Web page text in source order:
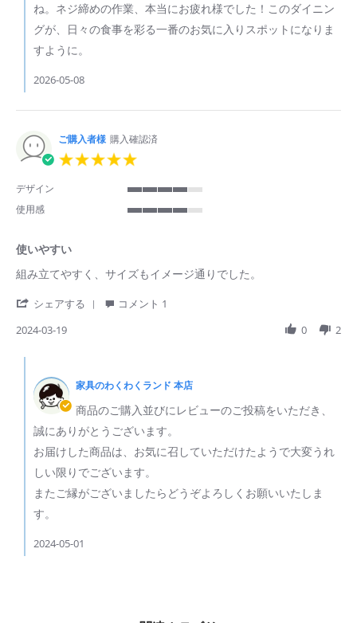
購
入
者
様
May
2026
ね。ネジ締めの作業、本当にお疲れ様でした！このダイニン
グが、日々の食事を彩る一番のお気に入りスポットになりま
すように。
2026-05-08
ご購入者様 購入確認済
rating
デザイン
of
使用感
使いやすい
Review
by
ご
購
入
者
Mar
2024
review
stating
使
い
や
す
組み立てやすく、サイズもイメージ通りでした。
シェアする
入
様
on
19
Mar
2024
コメント 1
2024-03-19
0 2
ス
ト
の
有
Review
by
購
入
家具のわくわくランド 本店
商品のご購入並びにレビューのご投稿をいただき、
誠にありがとうございます。
お届けした商品は、お気に召していただけたようで大変うれ
しい限りでございます。
またご縁がございましたらどうぞよろしくお願いいたしま
す。
2024-05-01